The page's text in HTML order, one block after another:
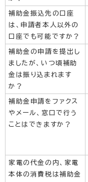
補助金振込先の口座
は、申請者本人以外の
口座でも可能ですか？
補助金の申請を提出し
ましたが、いつ頃補助
金は振り込まれます
か？
補助金申請をファクス
やメール、窓口で行う
ことはできますか？
家電の代金の内、家電
本体の消費税は補助金